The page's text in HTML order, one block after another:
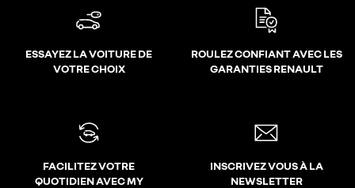
ESSAYEZ LA VOITURE DE
VOTRE CHOIX
ROULEZ CONFIANT AVEC LES
GARANTIES RENAULT
FACILITEZ VOTRE
QUOTIDIEN AVEC MY
INSCRIVEZ VOUS À LA
NEWSLETTER